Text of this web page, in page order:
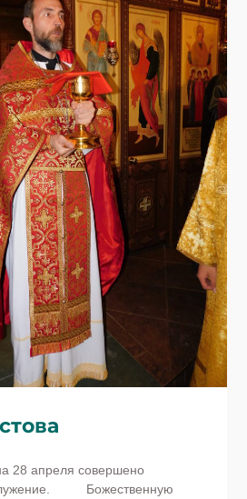
апреля совершено
Божественную